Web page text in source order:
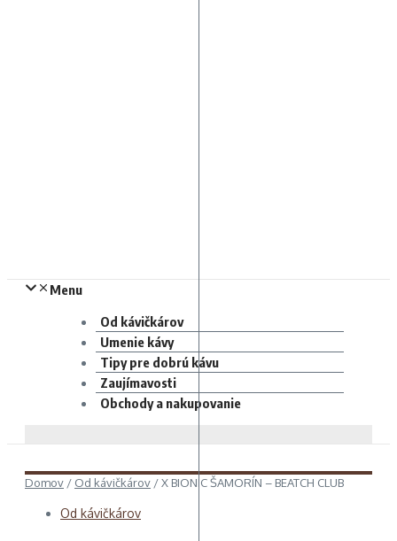
Menu
Od kávičkárov
Umenie kávy
Tipy pre dobrú kávu
Zaujímavosti
Obchody a nakupovanie
Domov / Od kávičkárov /X BIONIC ŠAMORÍN – BEATCH CLUB
Od kávičkárov